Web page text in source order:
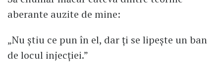
aberante auzite de mine:
„Nu știu ce pun în el, dar ți se lipește un ban
de locul injecției.”